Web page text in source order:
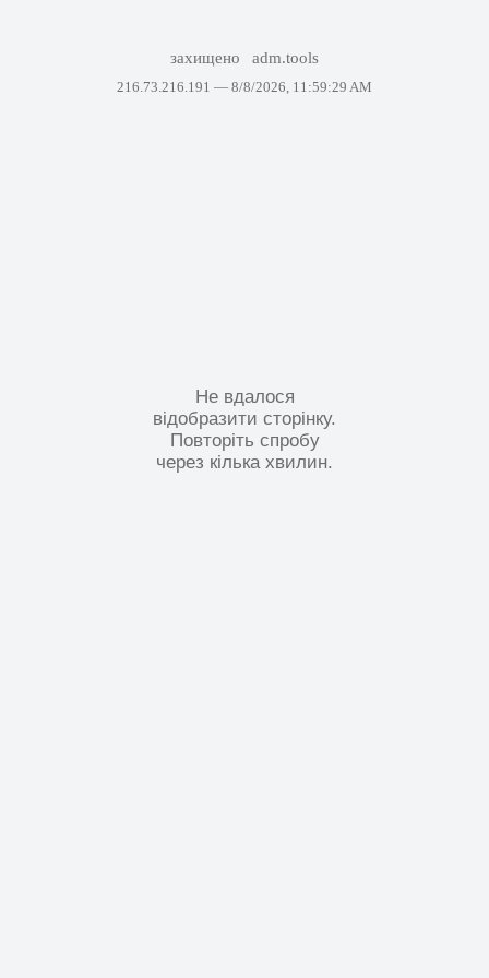
захищено adm.tools
216.73.216.191 — 8/8/2026, 11:59:29 AM
Не вдалося
відобразити сторінку.
Повторіть спробу
через кілька хвилин.